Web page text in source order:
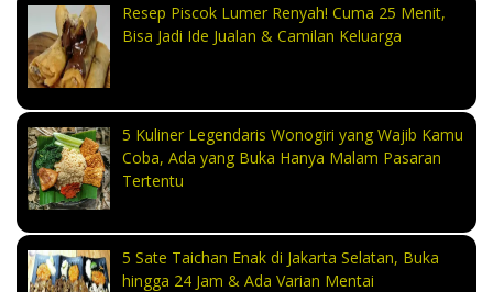
Resep Piscok Lumer Renyah! Cuma 25 Menit,
Bisa Jadi Ide Jualan & Camilan Keluarga
5 Kuliner Legendaris Wonogiri yang Wajib Kamu
Coba, Ada yang Buka Hanya Malam Pasaran
Tertentu
5 Sate Taichan Enak di Jakarta Selatan, Buka
hingga 24 Jam & Ada Varian Mentai